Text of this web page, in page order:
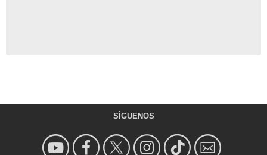
SÍGUENOS